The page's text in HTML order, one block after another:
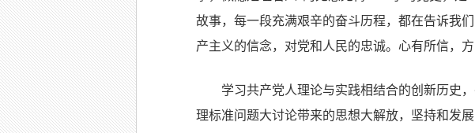
故事，每一段充满艰辛的奋斗历程，都在告诉我
产主义的信念，对党和人民的忠诚。心有所信，
学习共产党人理论与实践相结合的创新历史
理标准问题大讨论带来的思想大解放，坚持和发